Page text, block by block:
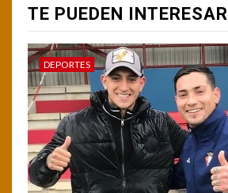
TE PUEDEN INTERESAR
DEPORTES